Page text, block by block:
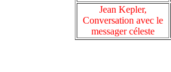
Jean Kepler,
Conversation avec le
messager céleste